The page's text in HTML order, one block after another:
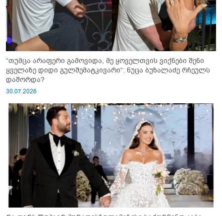
“თუმცა არაფერი გამოვიდა, მე ყოველთვის ვიქნები შენი
ყველაზე დიდი გულშემატკივარი“: ნუცა ბუზალაძე რჩეულს
დაშორდა?
30.07.2026